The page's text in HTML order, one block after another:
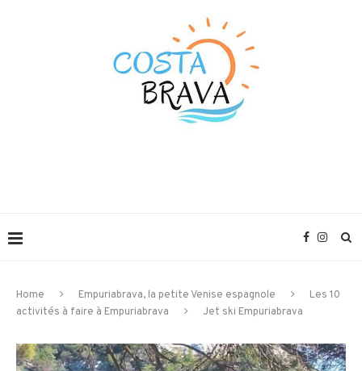
Home Empuriabrava, la petite Venise espagnole
Les 10
activités à faire à Empuriabrava
Jet ski Empuriabrava